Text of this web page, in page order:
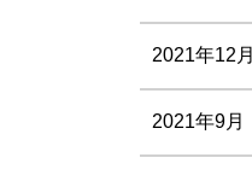
2021年12月
2021年9月